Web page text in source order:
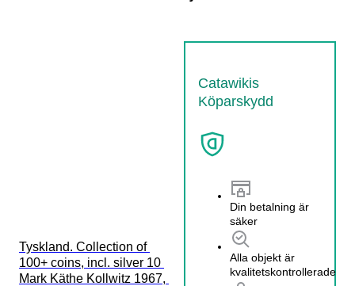
Catawikis
Köparskydd
Din betalning är
säker
Alla objekt är
kvalitetskontrollerade
Tyskland. Collection of
100+ coins, incl. silver 10
Mark Käthe Kollwitz 1967,